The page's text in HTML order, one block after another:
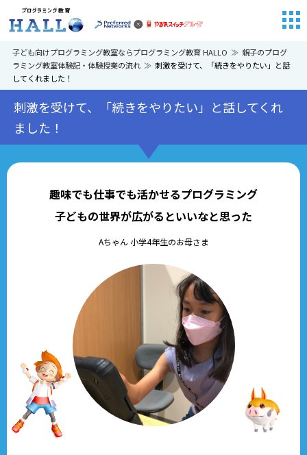
子ども向けプログラミング教室ならプログラミング教育 HALLO
親子のプログ
ラミング教室体験記・体験授業の流れ
刺激を受けて、「続きをやりたい」と話
してくれました！
刺激を受けて、「続きをやりたい」と話してくれ
ました！
趣味でも仕事でも活かせるプログラミング
子どもの世界が広がるといいなと思った
Aちゃん 小学4年生のお母さま